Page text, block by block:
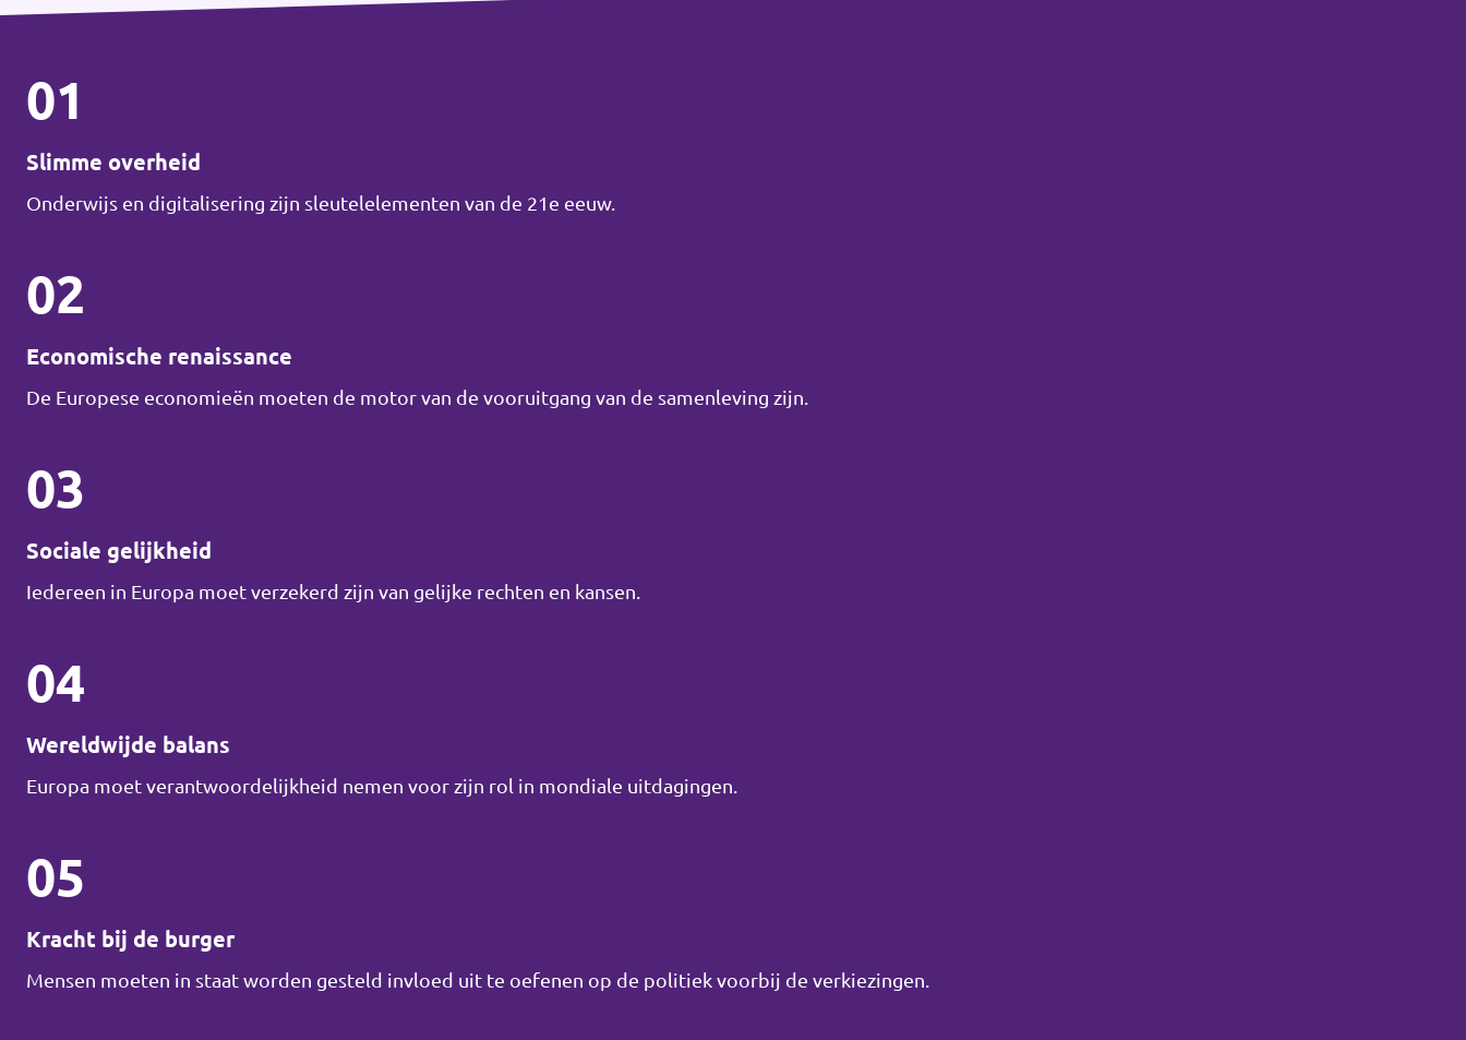
01
Slimme overheid
Onderwijs en digitalisering zijn sleutelelementen van de 21e eeuw.
02
Economische renaissance
De Europese economieën moeten de motor van de vooruitgang van de samenleving zijn.
03
Sociale gelijkheid
Iedereen in Europa moet verzekerd zijn van gelijke rechten en kansen.
04
Wereldwijde balans
Europa moet verantwoordelijkheid nemen voor zijn rol in mondiale uitdagingen.
05
Kracht bij de burger
Mensen moeten in staat worden gesteld invloed uit te oefenen op de politiek voorbij de verkiezingen.